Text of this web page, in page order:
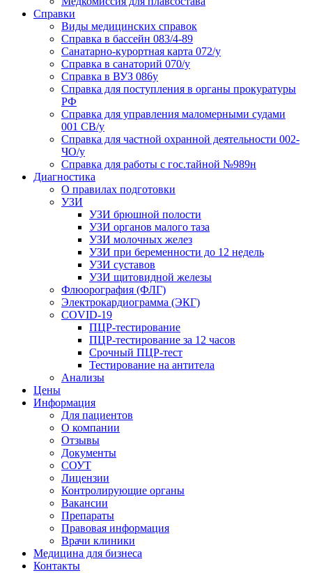
Справки
Виды медицинских справок
Справка в бассейн 083/4-89
Санатарно-курортная карта 072/у
Справка в санаторий 070/у
Справка в ВУЗ 086у
Справка для поступления в органы прокуратуры
РФ
Справка для управления маломерными судами
001 СВ/у
Справка для частной охранной деятельности 002-
ЧО/у
Справка для работы с гос.тайной №989н
Диагностика
О правилах подготовки
УЗИ
УЗИ брюшной полости
УЗИ органов малого таза
УЗИ молочных желез
УЗИ при беременности до 12 недель
УЗИ суставов
УЗИ щитовидной железы
Флюорография (ФЛГ)
Электрокардиограмма (ЭКГ)
COVID-19
ПЦР-тестирование
ПЦР-тестирование за 12 часов
Срочный ПЦР-тест
Тестирование на антитела
Анализы
Цены
Информация
Для пациентов
О компании
Отзывы
Документы
СОУТ
Лицензии
Контролирующие органы
Вакансии
Препараты
Правовая информация
Врачи клиники
Медицина для бизнеса
Контакты